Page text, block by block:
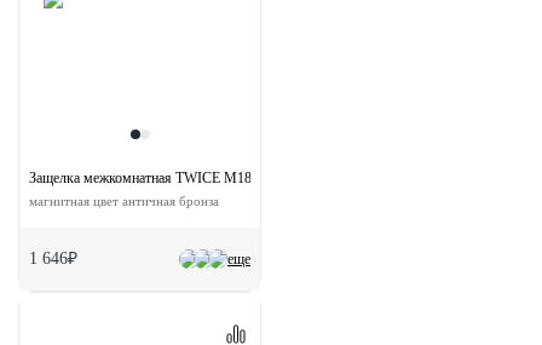
еще
Защелка межкомнатная TWICE M1885 AB с ответной планкой
магнитная цвет античная бронза
1 646₽